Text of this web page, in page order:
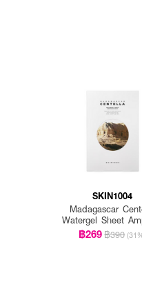
SKIN1004
Madagascar
Watergel Sheet
Mask (25ml X
฿269฿390